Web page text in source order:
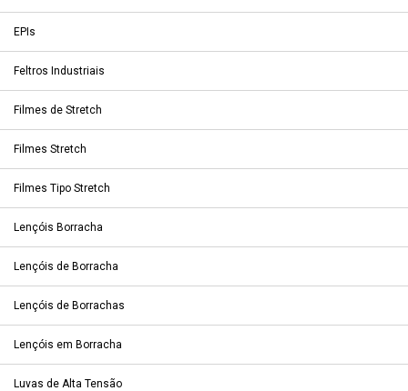
EPIs
Feltros Industriais
Filmes de Stretch
Filmes Stretch
Filmes Tipo Stretch
Lençóis Borracha
Lençóis de Borracha
Lençóis de Borrachas
Lençóis em Borracha
Luvas de Alta Tensão